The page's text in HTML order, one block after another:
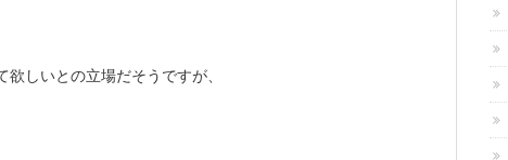
しいとの立場だそうですが、